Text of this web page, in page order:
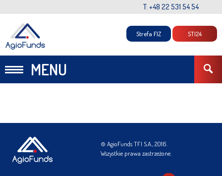
T: +48 22 531 54 54
MENU
Strefa FIZ STI24
© AgioFunds TFI S.A., 2016.
Wszystkie prawa zastrzeżone.